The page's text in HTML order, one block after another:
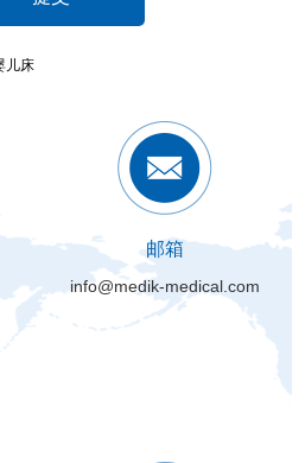
儿床
邮箱
info@medik-medical.com